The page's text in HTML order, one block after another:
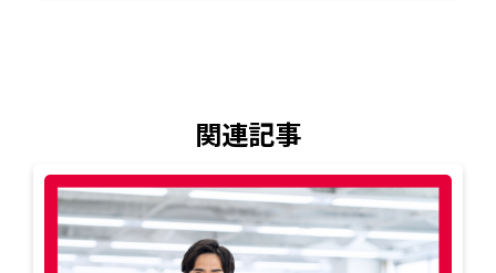
関連記事